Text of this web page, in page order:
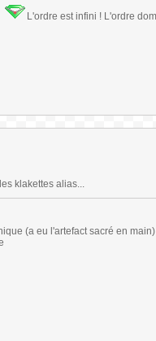
L'ordre est infini ! L'ordre
klakettes alias...
(a eu l'artefact sacré en